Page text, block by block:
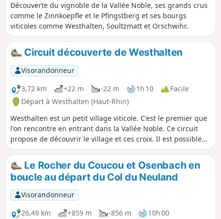
Découverte du vignoble de la Vallée Noble, ses grands crus
comme le Zinnkoepfle et le Pfingstberg et ses bourgs
viticoles comme Westhalten, Soultzmatt et Orschwihr.
Circuit découverte de Westhalten
Visorandonneur
3,72 km
+22 m -22 m 1h 10
Facile
Départ à Westhalten (Haut-Rhin)
Westhalten est un petit village viticole. C'est le premier que
l'on rencontre en entrant dans la Vallée Noble. Ce circuit
propose de découvrir le village et ces croix. Il est possible
de coupler cette balade avec la visite du village voisin de
Soultzmatt ou de faire d'autres randonnées dans le secteur.
Il est possible aussi de voir le Petit Ballon à plusieurs
reprises ainsi que d'autres sommets vosgiens dans les
environs.
Le Rocher du Coucou et Osenbach en
boucle au départ du Col du Neuland
Visorandonneur
26,49 km
+859 m -856 m
10h 00